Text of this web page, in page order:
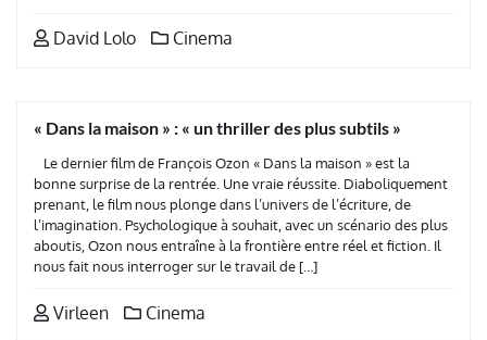
David Lolo Cinema
« Dans la maison » : « un thriller des plus subtils »
Le dernier film de François Ozon « Dans la maison » est la
bonne surprise de la rentrée. Une vraie réussite. Diaboliquement
prenant, le film nous plonge dans l’univers de l’écriture, de
l’imagination. Psychologique à souhait, avec un scénario des plus
aboutis, Ozon nous entraîne à la frontière entre réel et fiction. Il
nous fait nous interroger sur le travail de […]
Virleen Cinema